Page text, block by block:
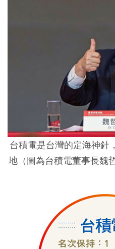
台積電是台灣的定海神針
地（圖為台積電董事長魏